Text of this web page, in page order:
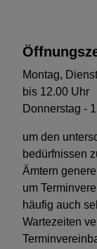
Montag,
bis 12.00 Uhr
Donnerstag -
um den
bedürfnissen
Ämtern
um
häufig auch
Wartezeiten